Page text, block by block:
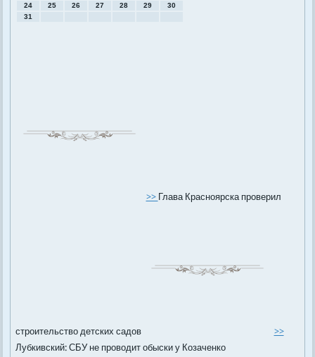
24
25 26 27 28 29
30
31
>>Глава Красноярска проверил
строительство детских садов
>>
Лубкивский: СБУ не проводит обыски у Козаченко